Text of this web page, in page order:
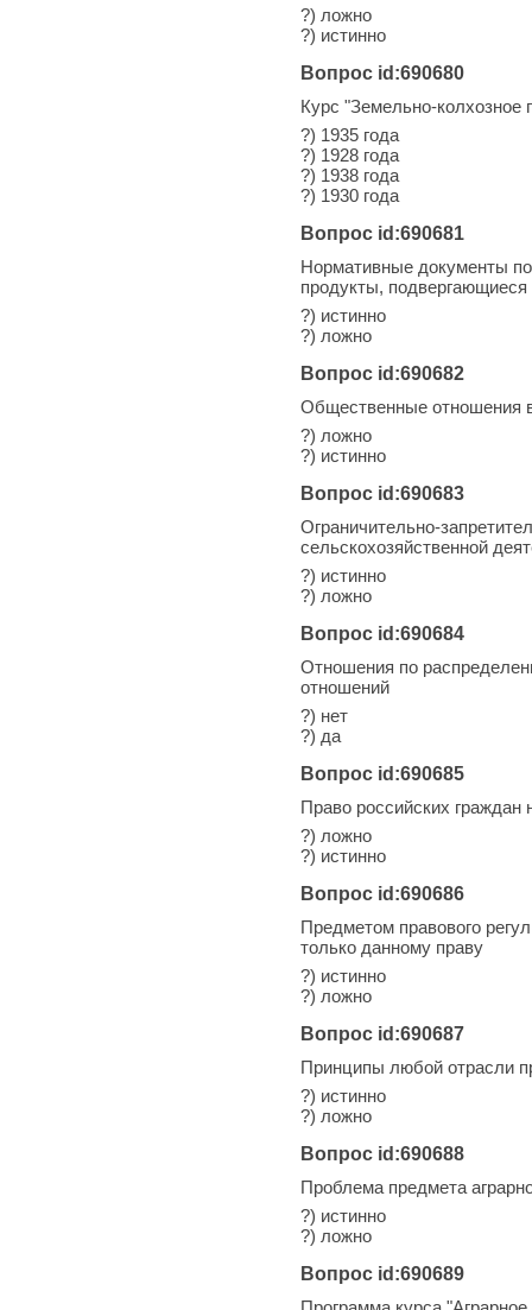
?) ложно
?) истинно
Вопрос id:690680
Курс "Земельно-колхозное
?) 1935 года
?) 1928 года
?) 1938 года
?) 1930 года
Вопрос id:690681
Нормативные документы
продукты, подвергающиеся
?) истинно
?) ложно
Вопрос id:690682
Общественные отношения
?) ложно
?) истинно
Вопрос id:690683
Ограничительно-
сельскохозяйственной
?) истинно
?) ложно
Вопрос id:690684
Отношения по
отношений
?) нет
?) да
Вопрос id:690685
Право российских граждан
?) ложно
?) истинно
Вопрос id:690686
Предметом правового
только данному праву
?) истинно
?) ложно
Вопрос id:690687
Принципы любой отрасли
?) истинно
?) ложно
Вопрос id:690688
Проблема предмета
?) истинно
?) ложно
Вопрос id:690689